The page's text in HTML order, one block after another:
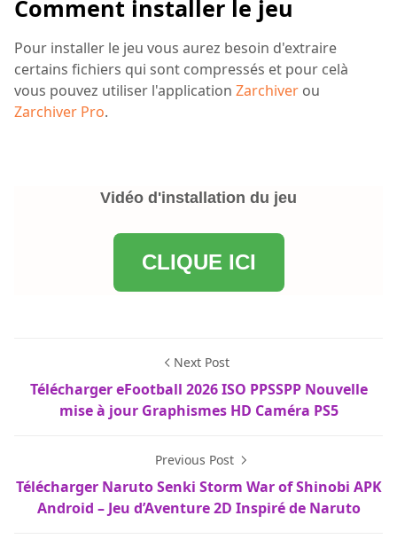
Comment installer le jeu
Pour installer le jeu vous aurez besoin d'extraire
certains fichiers qui sont compressés et pour celà
vous pouvez utiliser l'application Zarchiver ou
Zarchiver Pro.
Vidéo d'installation du jeu
CLIQUE ICI
Next Post
Télécharger eFootball 2026 ISO PPSSPP Nouvelle
mise à jour Graphismes HD Caméra PS5
Previous Post
Télécharger Naruto Senki Storm War of Shinobi APK
Android – Jeu d’Aventure 2D Inspiré de Naruto